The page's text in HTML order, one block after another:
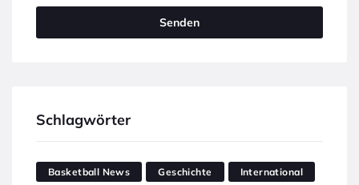
Schlagwörter
Basketball News Geschichte International